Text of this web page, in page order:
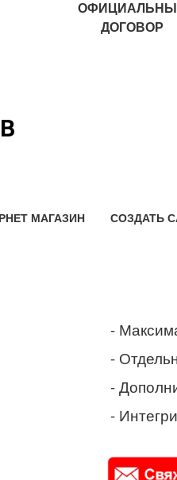
ДОГОВОР
МАГАЗИН СОЗДАТЬ
-
-
-
-